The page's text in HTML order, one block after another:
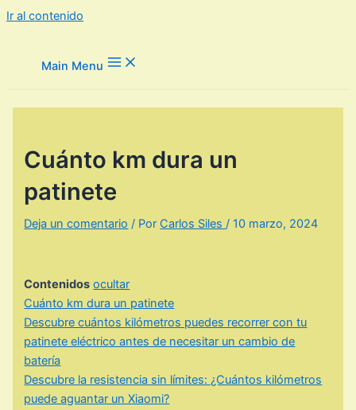
Ir al contenido
Main Menu
Cuánto km dura un
patinete
Deja un comentario / Por Carlos Siles/10 marzo, 2024
Contenidos ocultar
Cuánto km dura un patinete
Descubre cuántos kilómetros puedes recorrer con tu
patinete eléctrico antes de necesitar un cambio de
batería
Descubre la resistencia sin límites: ¿Cuántos kilómetros
puede aguantar un Xiaomi?